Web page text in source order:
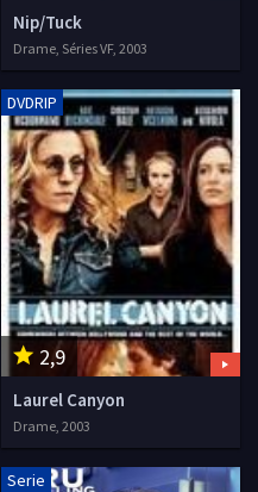
Nip/Tuck
Drame, Séries VF, 2003
2,9
DVDRIP
Laurel Canyon
Drame, 2003
Serie